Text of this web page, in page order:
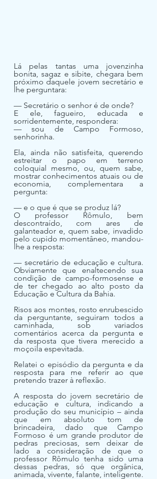
Lá pelas tantas uma jovenzinha
bonita, sagaz e sibite, chegara bem
próximo daquele jovem secretário e
lhe perguntara:
— Secretário o senhor é de onde?
E ele, fagueiro, educada e
sorridentemente, respondera:
— sou de Campo Formoso,
senhorinha.
Ela, ainda não satisfeita, querendo
estreitar o papo em terreno
coloquial mesmo, ou, quem sabe,
mostrar conhecimentos atuais ou de
economia, complementara a
pergunta:
— e o que é que se produz lá?
O professor Rômulo, bem
descontraído, com ares de
galanteador e, quem sabe, invadido
pelo cupido momentâneo, mandou-
lhe a resposta:
— secretário de educação e cultura.
Obviamente que enaltecendo sua
condição de campo-formosense e
de ter chegado ao alto posto da
Educação e Cultura da Bahia.
Risos aos montes, rosto enrubescido
da perguntante, seguiram todos a
caminhada, sob variados
comentários acerca da pergunta e
da resposta que tivera merecido a
moçoila espevitada.
Relatei o episódio da pergunta e da
resposta para me referir ao que
pretendo trazer à reflexão.
A resposta do jovem secretário de
educação e cultura, indicando a
produção do seu município – ainda
que em absoluto tom de
brincadeira, dado que Campo
Formoso é um grande produtor de
pedras preciosas, sem deixar de
lado a consideração de que o
professor Rômulo tenha sido uma
dessas pedras, só que orgânica,
animada, vivente, falante, inteligente.